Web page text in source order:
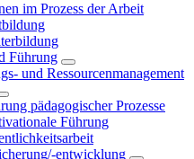
im Prozess der Arbeit
Führung
und Ressourcenmanagement
pädagogischer Prozesse
Führung
entwicklung